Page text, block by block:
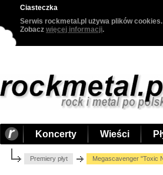
Ciasteczka
Serwis rockmetal.pl używa plików
Zobacz więcej informacji.
Koncerty Wieści
Premiery płyt Megascavenger "Toxic